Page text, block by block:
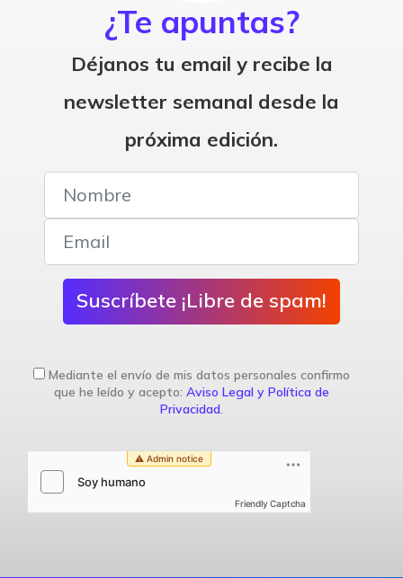
¿Te apuntas?
Déjanos tu email y recibe la
newsletter semanal desde la
próxima edición.
Suscríbete ¡Libre de spam!
Mediante el envío de mis datos personales confirmo
que he leído y acepto: Aviso Legal y Política de
Privacidad
Friendly Captcha